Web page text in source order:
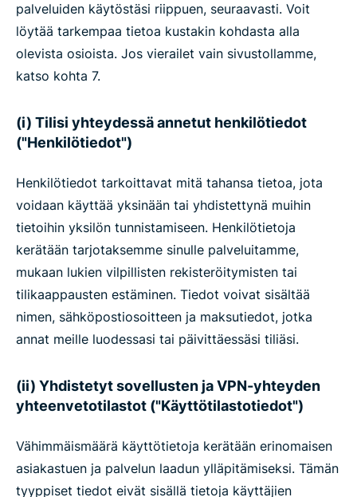
palveluiden käytöstäsi riippuen, seuraavasti. Voit
löytää tarkempaa tietoa kustakin kohdasta alla
olevista osioista. Jos vierailet vain sivustollamme,
katso kohta 7.
(i) Tilisi yhteydessä annetut henkilötiedot
("Henkilötiedot")
Henkilötiedot tarkoittavat mitä tahansa tietoa, jota
voidaan käyttää yksinään tai yhdistettynä muihin
tietoihin yksilön tunnistamiseen. Henkilötietoja
kerätään tarjotaksemme sinulle palveluitamme,
mukaan lukien vilpillisten rekisteröitymisten tai
tilikaappausten estäminen. Tiedot voivat sisältää
nimen, sähköpostiosoitteen ja maksutiedot, jotka
annat meille luodessasi tai päivittäessäsi tiliäsi.
(ii) Yhdistetyt sovellusten ja VPN-yhteyden
yhteenvetotilastot ("Käyttötilastotiedot")
Vähimmäismäärä käyttötietoja kerätään erinomaisen
asiakastuen ja palvelun laadun ylläpitämiseksi. Tämän
tyyppiset tiedot eivät sisällä tietoja käyttäjien